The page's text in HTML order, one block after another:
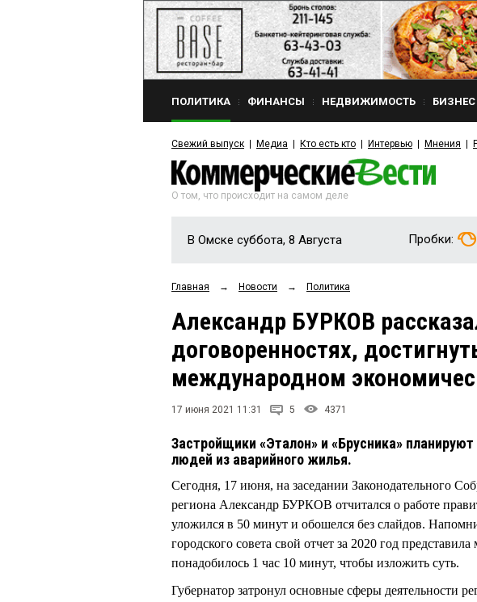
ПОЛИТИКА ФИНАНСЫ НЕДВИЖИМОСТЬ БИЗНЕС
Свежий выпуск Медиа Кто есть кто Интервью Мнения
О том, что происходит на самом деле
В Омске суббота, 8 Августа Пробки:
Главная → Новости → Политика
Александр БУРКОВ
договоренностях,
международном
17 июня 2021 11:31 5 4371
Застройщики «Эталон» и «Брусника»
людей из аварийного жилья.
Сегодня, 17 июня, на заседании Законодательного
региона Александр БУРКОВ отчитался о работе
уложился в 50 минут и обошелся без слайдов.
городского совета свой отчет за 2020 год
понадобилось 1 час 10 минут, чтобы изложить суть.
Губернатор затронул основные сферы деятельности